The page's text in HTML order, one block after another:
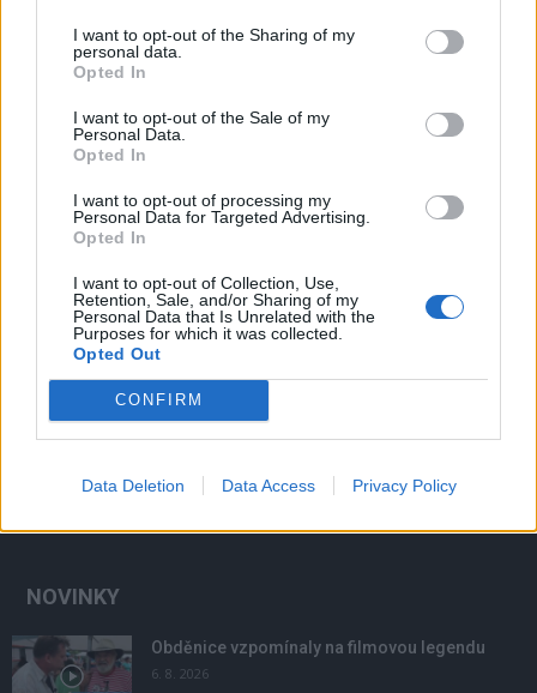
I want to opt-out of the Sharing of my
personal data.
Opted In
I want to opt-out of the Sale of my
Personal Data.
Opted In
I want to opt-out of processing my
Personal Data for Targeted Advertising.
Opted In
I want to opt-out of Collection, Use,
Retention, Sale, and/or Sharing of my
Personal Data that Is Unrelated with the
Purposes for which it was collected.
Opted Out
CONFIRM
Data Deletion Data Access Privacy Policy
Zpravodajství
Středočeský kraj upravil pravidla soutěže.
Obce nově získají body i za předcházení
vzniku odpadu
NOVINKY
Obděnice vzpomínaly na filmovou legendu
6. 8. 2026